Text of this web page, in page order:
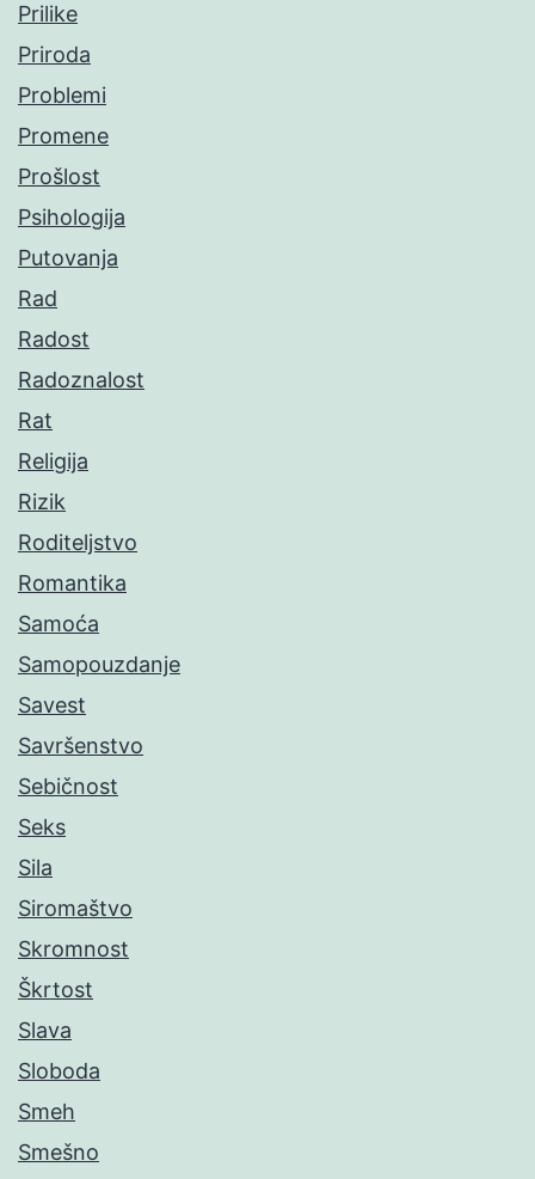
Prilike
Priroda
Problemi
Promene
Prošlost
Psihologija
Putovanja
Rad
Radost
Radoznalost
Rat
Religija
Rizik
Roditeljstvo
Romantika
Samoća
Samopouzdanje
Savest
Savršenstvo
Sebičnost
Seks
Sila
Siromaštvo
Skromnost
Škrtost
Slava
Sloboda
Smeh
Smešno